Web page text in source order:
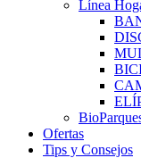
Línea
Ofertas
Tips y Consejos